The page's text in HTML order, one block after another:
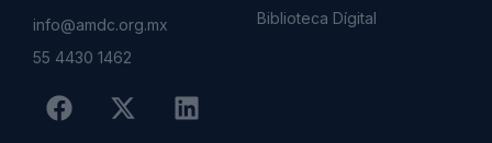
info@amdc.org.mx
55 4430 1462
Biblioteca Dígital